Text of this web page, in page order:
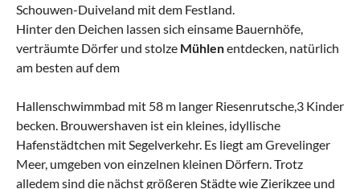
Schouwen-Duiveland mit dem Festland.
Hinter den Deichen lassen sich einsame Bauernhöfe,
verträumte Dörfer und stolze Mühlenentdecken, natürlich
am besten auf dem
Hallenschwimmbad mit 58 m langer Riesenrutsche,3 Kinder
becken. Brouwershaven ist ein kleines, idyllische
Hafenstädtchen mit Segelverkehr. Es liegt am Grevelinger
Meer, umgeben von einzelnen kleinen Dörfern. Trotz
alledem sind die nächst größeren Städte wie Zierikzee und